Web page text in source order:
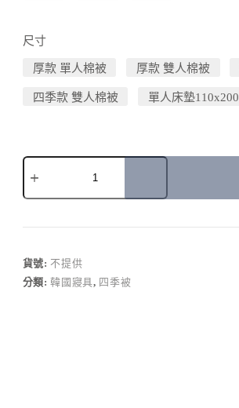
尺寸
厚款 單人棉被 厚款 雙人棉被
四季款 雙人棉被 單人床墊110x200
r
n
a
貨號: 不提供
分類:韓國寢具, 四季被